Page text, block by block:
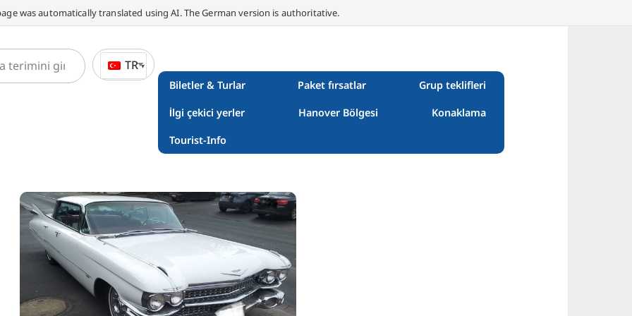
was automatically translated using AI. The German version is authoritative.
TR
Biletler & Turlar Paket fırsatlar Grup teklifleri
İlgi çekici yerler Hanover Bölgesi Konaklama
Tourist-Info